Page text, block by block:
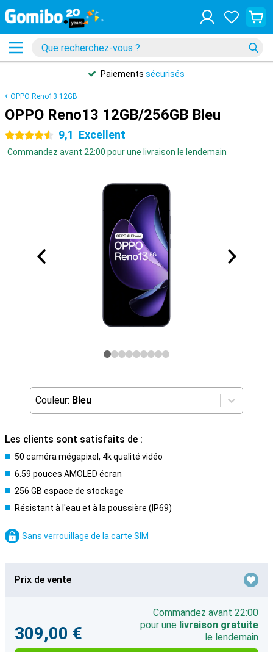
Paiements sécurisés
OPPO Reno13 12GB
OPPO Reno13 12GB/256GB Bleu
4.5 étoiles 9,1 Excellent
Commandez avant 22:00 pour une livraison le lendemain
Couleur: Bleu
Les clients sont satisfaits de :
50 caméra mégapixel, 4k qualité vidéo
6.59 pouces AMOLED écran
256 GB espace de stockage
Résistant à l'eau et à la poussière (IP69)
Sans verrouillage de la carte SIM
Prix de vente
309,00 €
Commandez avant 22:00
pour une livraison gratuite
le lendemain